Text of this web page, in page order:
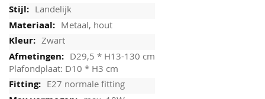
Landelijk
Metaal, hout
Zwart
D29,5 * H13-130 cm
Plafondplaat: D10 * H3 cm
E27 normale fitting